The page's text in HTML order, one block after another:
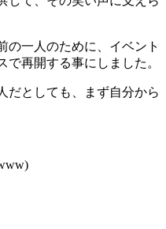
の一人のために、イベント
で再開する事にしました。
だとしても、まず自分から